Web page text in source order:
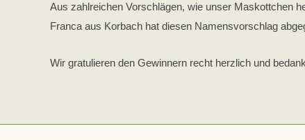
Aus zahlreichen Vorschlägen, wie unser Maskottchen
Franca aus Korbach hat diesen Namensvorschlag
Wir gratulieren den Gewinnern recht herzlich und